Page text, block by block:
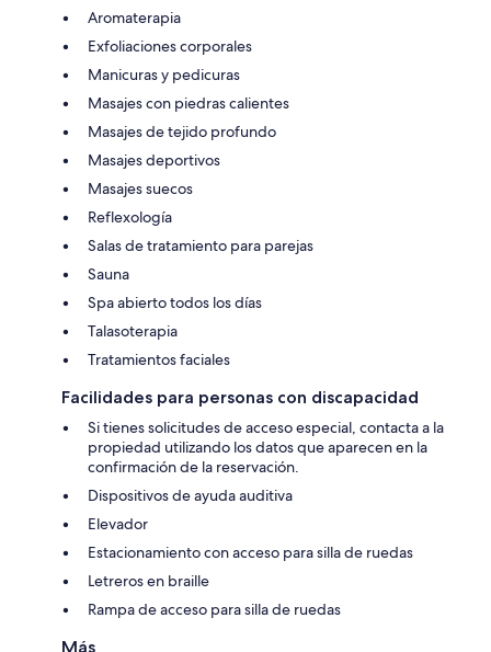
Aromaterapia
Exfoliaciones corporales
Manicuras y pedicuras
Masajes con piedras calientes
Masajes de tejido profundo
Masajes deportivos
Masajes suecos
Reflexología
Salas de tratamiento para parejas
Sauna
Spa abierto todos los días
Talasoterapia
Tratamientos faciales
Facilidades para personas con discapacidad
Si tienes solicitudes de acceso especial, contacta a la
propiedad utilizando los datos que aparecen en la
confirmación de la reservación.
Dispositivos de ayuda auditiva
Elevador
Estacionamiento con acceso para silla de ruedas
Letreros en braille
Rampa de acceso para silla de ruedas
Más